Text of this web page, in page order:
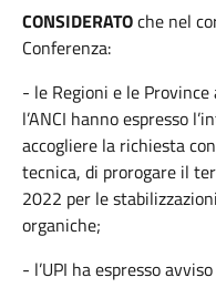
CONSIDERATOche nel
Conferenza:
- le Regioni e le
l’ANCI hanno espresso
accogliere la richiesta
tecnica, di prorogare il
2022 per le
organiche;
- l’UPI ha espresso